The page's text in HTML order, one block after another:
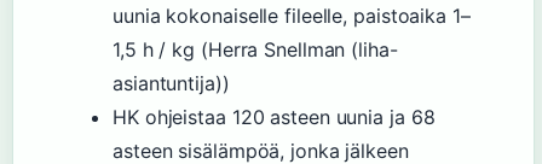
uunia kokonaiselle fileelle, paistoaika 1–
1,5 h / kg (Herra Snellman (liha-
asiantuntija))
HK ohjeistaa 120 asteen uunia ja 68
asteen sisälämpöä, jonka jälkeen